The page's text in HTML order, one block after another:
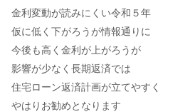
金利変動が読みにくい令和５年
仮に低く下がろうが情報通りに
今後も高く金利が上がろうが
影響が少なく長期返済では
住宅ローン返済計画が立てやすく
やはりお勧めとなります